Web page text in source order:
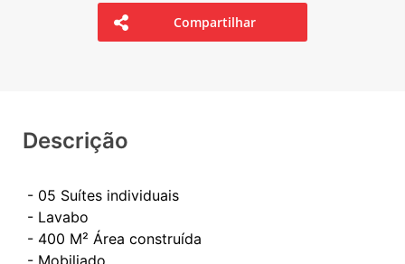
Compartilhar
Descrição
- 05 Suítes individuais
- Lavabo
- 400 M² Área construída
- ⁠Mobiliado